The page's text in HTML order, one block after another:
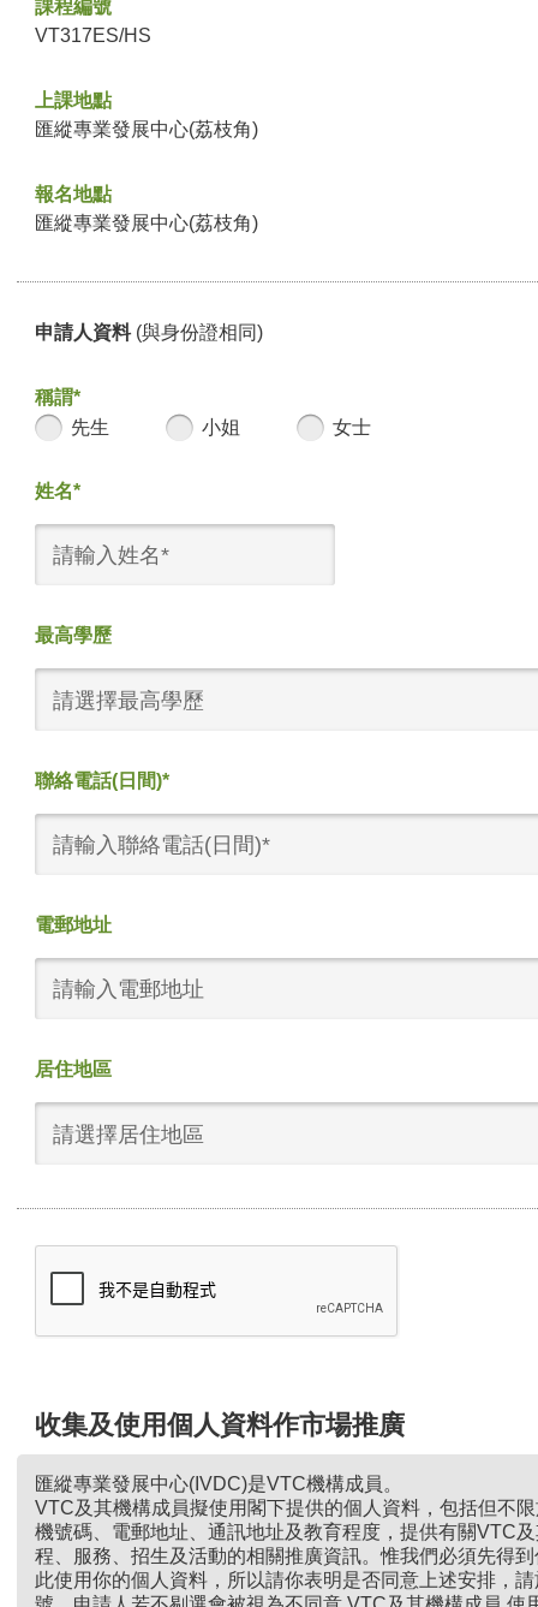
課程編號
VT317ES/HS
上課地點
匯縱專業發展中心(荔枝角)
報名地點
匯縱專業發展中心(荔枝角)
申請人資料 (與身份證相同)
稱謂*
先生
小姐 女士
姓名*
最高學歷
請選擇最高學歷
聯絡電話(日間)*
電郵地址
居住地區
請選擇居住地區
收集及使用個人資料作市場推廣
匯縱專業發展中心(IVDC)是VTC機構成員。
VTC及其機構成員擬使用閣下提供的個人資料，包括但不
機號碼、電郵地址、通訊地址及教育程度，提供有關VTC
程、服務、招生及活動的相關推廣資訊。惟我們必須先得
此使用你的個人資料，所以請你表明是否同意上述安排，